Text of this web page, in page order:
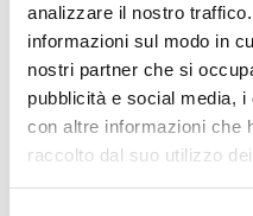
analizzare il nostro
informazioni sul modo in
nostri partner che si
pubblicità e social media,
con altre informazioni che
raccolto dal suo utilizzo
Settembre 2023
Agosto 2023
Maggio 2023
Aprile 2023
Marzo 2023